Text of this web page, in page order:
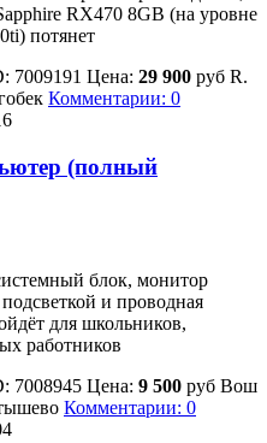
RX470 8GB (на уровне
потянет
7009191 Цена: 29 900 руб R.
Комментарии: 0
(полный
блок, монитор
и проводная
для школьников,
работников
7008945 Цена: 9 500 руб Вош
Комментарии: 0